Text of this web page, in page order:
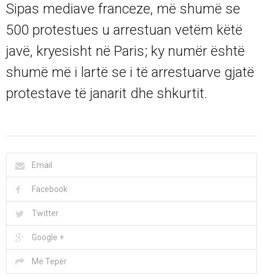
Sipas mediave franceze, më shumë se
500 protestues u arrestuan vetëm këtë
javë, kryesisht në Paris; ky numër është
shumë më i lartë se i të arrestuarve gjatë
protestave të janarit dhe shkurtit.
Email
Facebook
Twitter
Google +
Më Tepër